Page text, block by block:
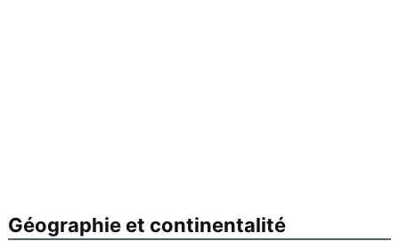
Géographie et continentalité